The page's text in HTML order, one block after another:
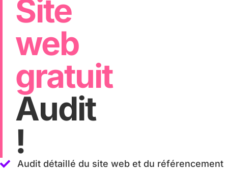
Site
web
gratuit
Audit
!
Audit détaillé du site web et du référencement